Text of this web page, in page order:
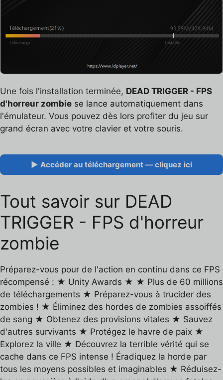
Une fois l'installation terminée, DEAD TRIGGER - FPS
d'horreur zombie se lance automatiquement dans
l'émulateur. Vous pouvez dès lors profiter du jeu sur
grand écran avec votre clavier et votre souris.
▶ Accéder au téléchargement — cliquez ici
Tout savoir sur DEAD
TRIGGER - FPS d'horreur
zombie
Préparez-vous pour de l'action en continu dans ce FPS
récompensé : ★ Unity Awards ★ ★ Plus de 60 millions
de téléchargements ★ Préparez-vous à trucider des
zombies ! ★ Éliminez des hordes de zombies assoiffés
de sang ★ Obtenez des provisions vitales ★ Sauvez
d'autres survivants ★ Protégez le havre de paix ★
Explorez la ville ★ Découvrez la terrible vérité qui se
cache dans ce FPS intense ! Éradiquez la horde par
tous les moyens possibles et imaginables ★ Réduisez-